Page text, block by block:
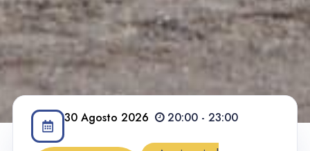
30 Agosto 2026 20:00 - 23:00